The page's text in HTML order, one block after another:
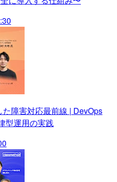
た障害対応最前線 | DevOps
型運用の実践